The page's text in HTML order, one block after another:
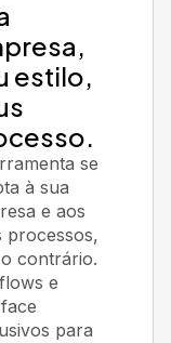
estilo,
se
à sua
e aos
processos,
contrário.
e
para